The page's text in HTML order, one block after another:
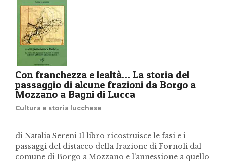
Con franchezza e lealtà… La storia del
passaggio di alcune frazioni da Borgo a
Mozzano a Bagni di Lucca
Cultura e storia lucchese
di Natalia Sereni Il libro ricostruisce le fasi e i
passaggi del distacco della frazione di Fornoli dal
comune di Borgo a Mozzano e l’annessione a quello